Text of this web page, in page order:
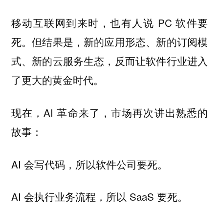
移动互联网到来时，也有人说 PC 软件要
死。但结果是，新的应用形态、新的订阅模
式、新的云服务生态，反而让软件行业进入
了更大的黄金时代。
现在，AI 革命来了，市场再次讲出熟悉的
故事：
AI 会写代码，所以软件公司要死。
AI 会执行业务流程，所以 SaaS 要死。